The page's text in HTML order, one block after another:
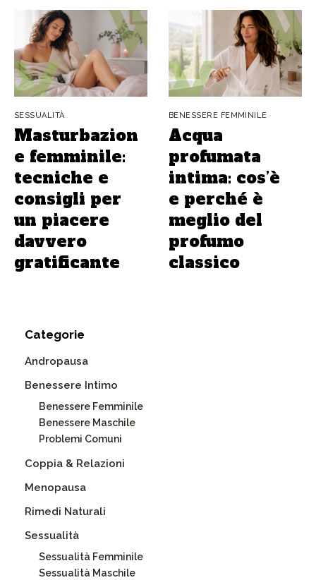
SESSUALITÀ
Masturbazion
e femminile:
tecniche e
consigli per
un piacere
davvero
gratificante
BENESSERE FEMMINILE
Acqua
profumata
intima: cos’è
e perché è
meglio del
profumo
classico
Categorie
Andropausa
Benessere Intimo
Benessere Femminile
Benessere Maschile
Problemi Comuni
Coppia & Relazioni
Menopausa
Rimedi Naturali
Sessualità
Sessualità Femminile
Sessualità Maschile